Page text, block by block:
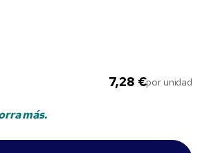
7,28 €por unidad
más.